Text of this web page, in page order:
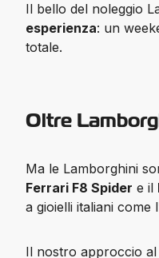
Il bello del noleggio
esperienza: un
totale.
Oltre
Ma le Lamborghini
Ferrari F8 Spider e il
a gioielli italiani come
Il nostro approccio al